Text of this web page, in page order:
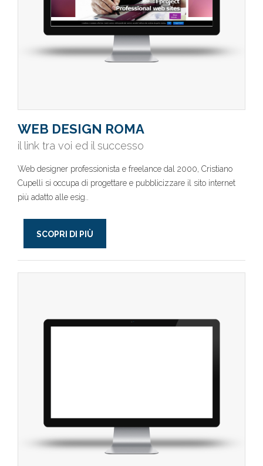
WEB DESIGN ROMA
il link tra voi ed il successo
Web designer professionista e freelance dal 2000, Cristiano
Cupelli si occupa di progettare e pubblicizzare il sito internet
più adatto alle esig..
SCOPRI DI PIÙ